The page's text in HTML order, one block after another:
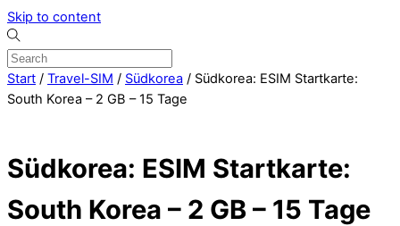
Skip to content
Start / Travel-SIM / Südkorea / Südkorea: ESIM Startkarte:
South Korea – 2 GB – 15 Tage
Südkorea: ESIM Startkarte:
South Korea – 2 GB – 15 Tage